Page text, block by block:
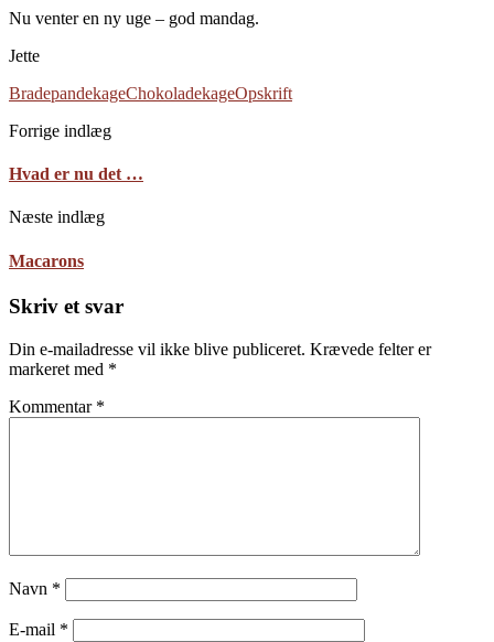
Nu venter en ny uge – god mandag.
Jette
BradepandekageChokoladekageOpskrift
Forrige indlæg
Hvad er nu det …
Næste indlæg
Macarons
Skriv et svar
Din e-mailadresse vil ikke blive publiceret. Krævede felter er
markeret med *
Kommentar *
Navn *
E-mail *